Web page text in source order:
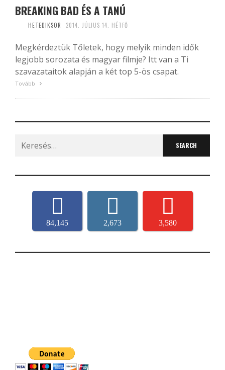
BREAKING BAD ÉS A TANÚ
HETEDIKSOR 2014. JÚLIUS 14. HÉTFŐ
Megkérdeztük Tőletek, hogy melyik minden idők
legjobb sorozata és magyar filmje? Itt van a Ti
szavazataitok alapján a két top 5-ös csapat.
Tovább
Search
for:
84,145 2,673 3,580